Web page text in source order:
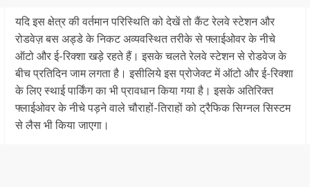
यदि इस क्षेत्र की वर्तमान परिस्थिति को देखें तो कैंट रेलवे स्टेशन और
रोडवेज़ बस अड्डे के निकट अव्यवस्थित तरीके से फ्लाईओवर के नीचे
ऑटो और ई-रिक्शा खड़े रहते हैं। इसके चलते रेलवे स्टेशन से रोडवेज के
बीच प्रतिदिन जाम लगता है। इसीलिये इस प्रोजेक्ट में ऑटो और ई-रिक्शा
के लिए स्थाई पार्किंग का भी प्रावधान किया गया है। इसके अतिरिक्त
फ्लाईओवर के नीचे पड़ने वाले चौराहों-तिराहों को ट्रैफिक सिग्नल सिस्टम
से लैस भी किया जाएगा।